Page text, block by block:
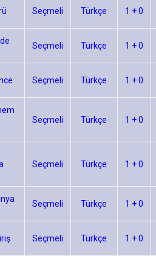
Seçmeli Türkçe 1 + 0
Seçmeli Türkçe 1 + 0
Seçmeli Türkçe 1 + 0
Seçmeli Türkçe 1 + 0
Seçmeli Türkçe 1 + 0
Seçmeli Türkçe 1 + 0
Seçmeli Türkçe 1 + 0